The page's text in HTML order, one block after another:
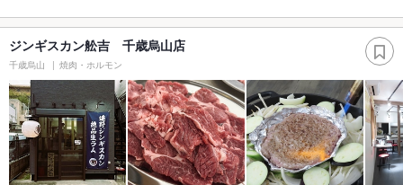
ジンギスカン舩吉 千歳烏山店
千歳烏山 焼肉・ホルモン